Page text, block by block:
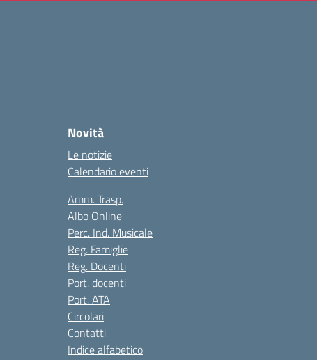
Novità
Le notizie
Calendario eventi
Amm. Trasp.
Albo Online
Perc. Ind. Musicale
Reg. Famiglie
Reg. Docenti
Port. docenti
Port. ATA
Circolari
Contatti
Indice alfabetico